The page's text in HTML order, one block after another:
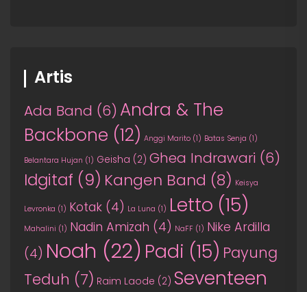
Artis
Ada Band (6) Andra & The
Backbone (12) Anggi Marito (1) Batas Senja (1)
Belantara Hujan (1) Geisha (2) Ghea Indrawari (6)
Idgitaf (9) Kangen Band (8) Keisya
Levronka (1) Kotak (4) La Luna (1) Letto (15)
Mahalini (1) Nadin Amizah (4) NaFF (1) Nike Ardilla
(4) Noah (22) Padi (15) Payung
Teduh (7) Raim Laode (2) Seventeen